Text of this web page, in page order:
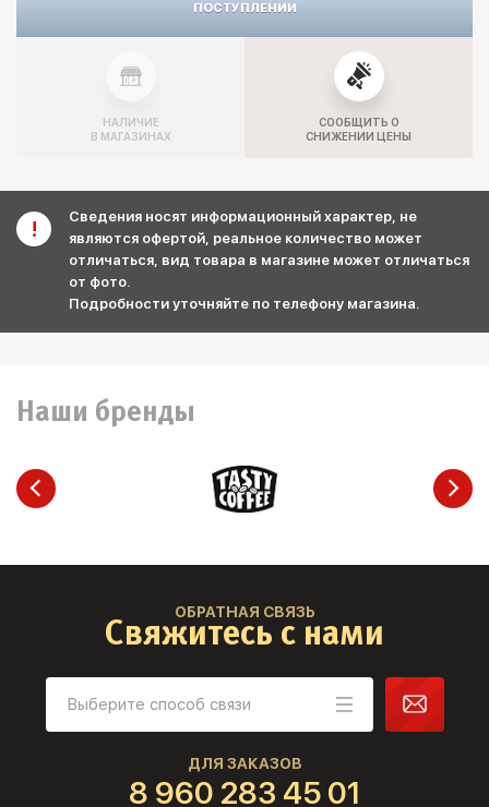
ПОСТУПЛЕНИИ
НАЛИЧИЕ
В МАГАЗИНАХ
СООБЩИТЬ О
СНИЖЕНИИ ЦЕНЫ
Сведения носят информационный характер, не
являются офертой, реальное количество может
отличаться, вид товара в магазине может отличаться
от фото.
Подробности уточняйте по телефону магазина.
Наши бренды
ОБРАТНАЯ СВЯЗЬ
Свяжитесь с нами
ДЛЯ ЗАКАЗОВ
8 960 283 45 01